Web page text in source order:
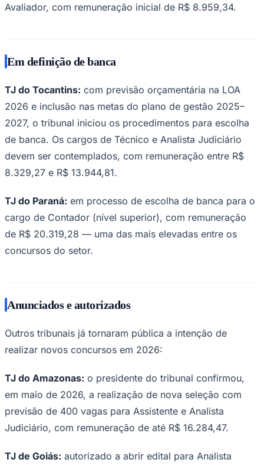
Santos
Flamengo
Avaliador, com remuneração inicial de R$ 8.959,34.
Em definição de banca
TJ do Tocantins: com previsão orçamentária na LOA
2026 e inclusão nas metas do plano de gestão 2025–
2027, o tribunal iniciou os procedimentos para escolha
de banca. Os cargos de Técnico e Analista Judiciário
devem ser contemplados, com remuneração entre R$
8.329,27 e R$ 13.944,81.
TJ do Paraná: em processo de escolha de banca para o
cargo de Contador (nível superior), com remuneração
de R$ 20.319,28 — uma das mais elevadas entre os
concursos do setor.
Anunciados e autorizados
Outros tribunais já tornaram pública a intenção de
realizar novos concursos em 2026:
TJ do Amazonas: o presidente do tribunal confirmou,
em maio de 2026, a realização de nova seleção com
previsão de 400 vagas para Assistente e Analista
Judiciário, com remuneração de até R$ 16.284,47.
TJ de Goiás: autorizado a abrir edital para Analista